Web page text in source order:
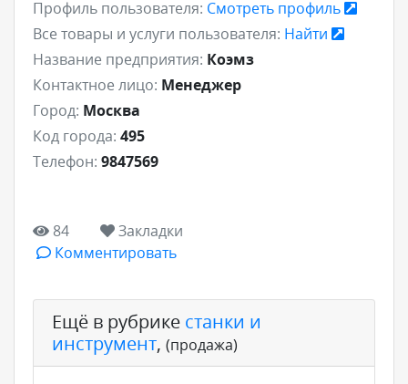
Профиль пользователя: Смотреть профиль
Все товары и услуги пользователя: Найти
Название предприятия: Коэмз
Контактное лицо: Менеджер
Город: Москва
Код города: 495
Телефон: 9847569
84
Закладки
Комментировать
Ещё в рубрике станки и
инструмент, (продажа)